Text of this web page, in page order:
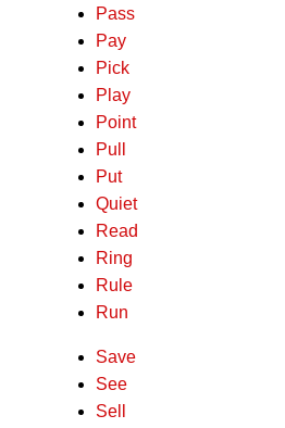
Pass
Pay
Pick
Play
Point
Pull
Put
Quiet
Read
Ring
Rule
Run
Save
See
Sell